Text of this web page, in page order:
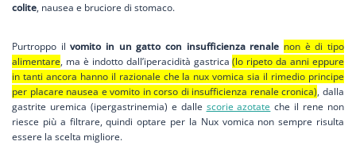
colite, nausea e bruciore di stomaco.
Purtroppo ilvomito in un gatto con insufficienza renale non è di tipo
alimentare, ma è indotto dall’iperacidità gastrica(lo ripeto da anni eppure
in tanti ancora hanno il razionale che la nux vomica sia il rimedio principe
per placare nausea e vomito in corso di insufficienza renale cronica), dalla
gastrite uremica (ipergastrinemia) e dalle scorie azotate che il rene non
riesce più a filtrare, quindi optare per la Nux vomica non sempre risulta
essere la scelta migliore.